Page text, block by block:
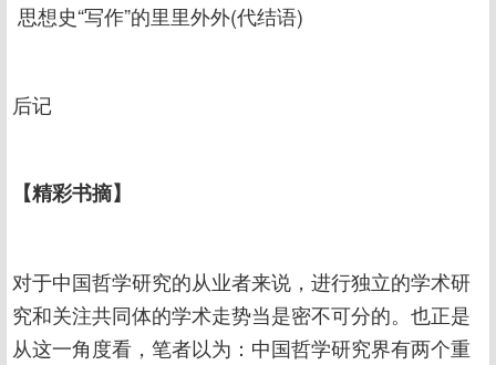
思想史“写作”的里里外外(代结语)
后记
【精彩书摘】
对于中国哲学研究的从业者来说，进行独立的学术研
究和关注共同体的学术走势当是密不可分的。也正是
从这一角度看，笔者以为：中国哲学研究界有两个重